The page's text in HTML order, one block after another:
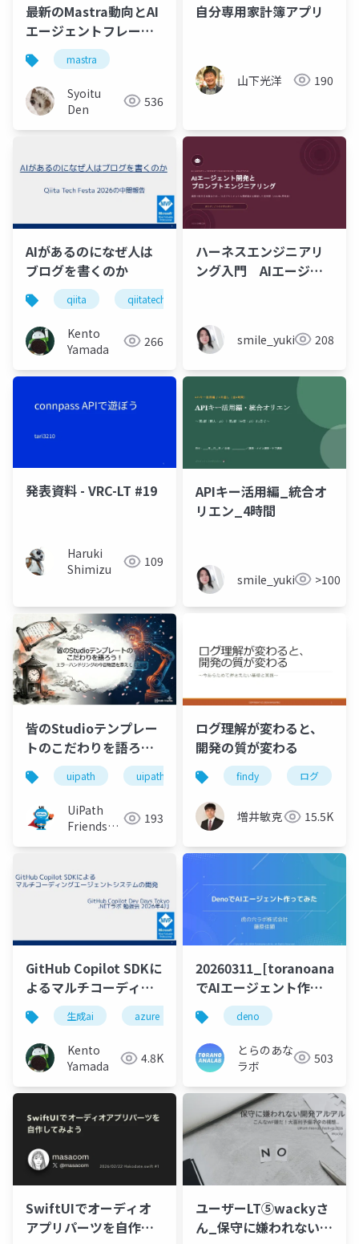
最新のMastra動向とAI
エージェントフレーム
ワークの流れを語る!
mastra
Syoitu
Den
536
自分専用家計簿アプリ
山下光洋 190
AIがあるのになぜ人は
ブログを書くのか
qiita qiitatechfesta
Kento
Yamada
266
ハーネスエンジニアリ
ング入門 AIエージェ
smile_yukiko_it208
発表資料 - VRC-LT #19
Haruki
Shimizu
109
APIキー活用編_統合オ
リエン_4時間
smile_yukiko_it>100
皆のStudioテンプレー
トのこだわりを語ろ
う！エラーハンドリン
グの今昔物語を添えて
uipath uipathfriends
UiPath
Friends
193
ログ理解が変わると、
開発の質が変わる
findy ログ
増井敏克 15.5K
GitHub Copilot SDKに
よるマルチコーディン
グエージェントシステ
ムの開発
生成ai azure aiエージェント
Kento
Yamada
4.8K
でAIエージェント作っ
てみたdeno
とらのあな
ラボ
503
SwiftUIでオーディオ
アプリパーツを自作し
ユーザーLT⑤wackyさ
ん_保守に嫌われない